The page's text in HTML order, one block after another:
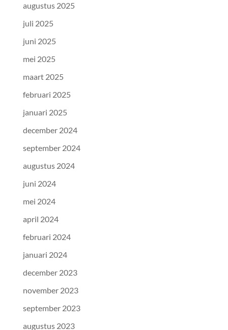
augustus 2025
juli 2025
juni 2025
mei 2025
maart 2025
februari 2025
januari 2025
december 2024
september 2024
augustus 2024
juni 2024
mei 2024
april 2024
februari 2024
januari 2024
december 2023
november 2023
september 2023
augustus 2023